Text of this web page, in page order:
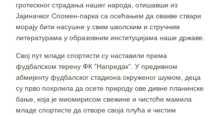
гротескног страдања нашег народа, отишавши из
Јајиначког Спомен-парка са осећањем да овакве ствари
морају бити насушне у свим школским и стручним
литературама у образовним институцијама наше државе.
Свој пут млади спортисти су наставили према
фудбалском терену ФК ”Напредак”. У предивном
абмијенту фудбалског стадиона окруженог шумом, деца
су прво похрлила да осете природу ове дивне планинске
бање, која је миомирисом свежине и чистоће мамила
младе спортисте да отворе своја плућа и чистим